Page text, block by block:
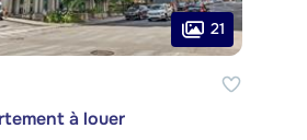
21
à louer